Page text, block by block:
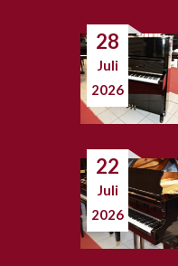
28
Juli
2026
22
Juli
2026